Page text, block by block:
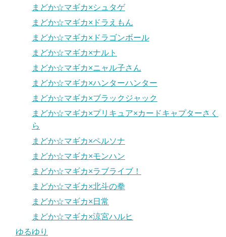
まどか☆マギカ×シュタゲ
まどか☆マギカ×ドラえもん
まどか☆マギカ×ドラゴンボール
まどか☆マギカ×ナルト
まどか☆マギカ×ニャル子さん
まどか☆マギカ×ハンターハンター
まどか☆マギカ×ブラックジャック
まどか☆マギカ×プリキュア×カードキャプターさく
ら
まどか☆マギカ×ペルソナ
まどか☆マギカ×モンハン
まどか☆マギカ×ラブライブ！
まどか☆マギカ×北斗の拳
まどか☆マギカ×日常
まどか☆マギカ×涼宮ハルヒ
ゆるゆり